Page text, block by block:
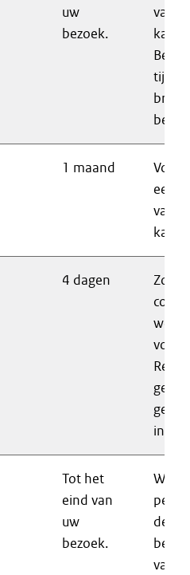
uw
bezoek.
vaker
kan
1 maand
een
vaker
kan
4 dagen
Zorgt
Tot het
eind van
uw
bezoek.
de
van